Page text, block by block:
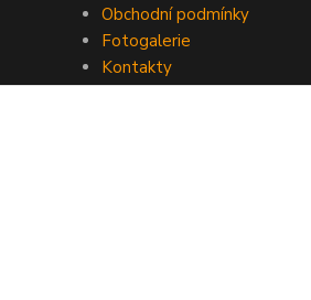
Obchodní podmínky
Fotogalerie
Kontakty
Blog